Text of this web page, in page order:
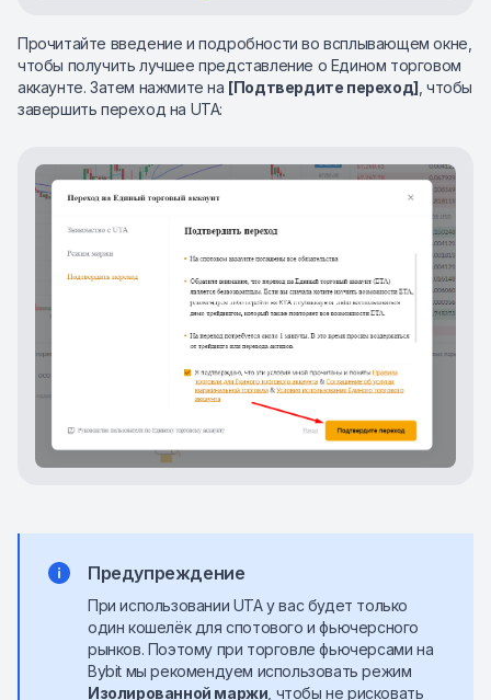
Прочитайте введение и подробности во всплывающем окне,
чтобы получить лучшее представление о Едином торговом
аккаунте. Затем нажмите на [Подтвердите переход] , чтобы
завершить переход на UTA:
Предупреждение
При использовании UTA у вас будет только
один кошелёк для спотового и фьючерсного
рынков. Поэтому при торговле фьючерсами на
Bybit мы рекомендуем использовать режим
Изолированной маржи , чтобы не рисковать